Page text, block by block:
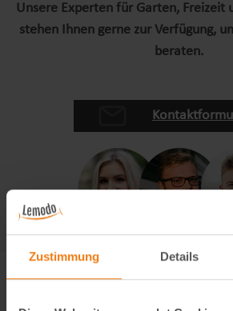
Zustimmung Details
Unsere Experten für Garten, Freizeit
stehen Ihnen gerne zur Verfügung,
beraten.